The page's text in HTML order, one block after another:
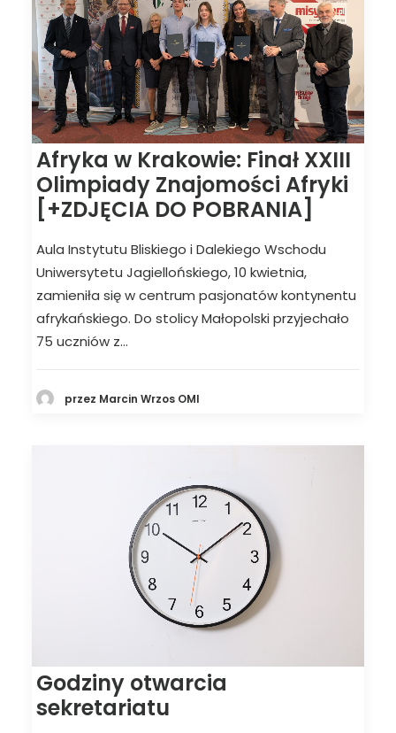
Afryka w Krakowie: Finał XXIII
Olimpiady Znajomości Afryki
[+ZDJĘCIA DO POBRANIA]
Aula Instytutu Bliskiego i Dalekiego Wschodu
Uniwersytetu Jagiellońskiego, 10 kwietnia,
zamieniła się w centrum pasjonatów kontynentu
afrykańskiego. Do stolicy Małopolski przyjechało
75 uczniów z…
przez Marcin Wrzos OMI
Godziny otwarcia
sekretariatu